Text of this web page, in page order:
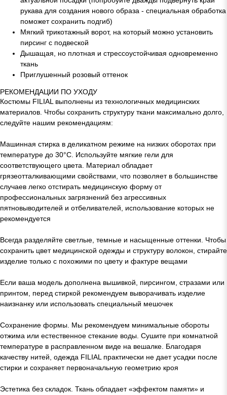
рукава для создания нового образа - специальная обработка
поможет сохранить подгиб)
Мягкий трикотажный ворот, на который можно установить
пирсинг с подвеской
Дышащая, но плотная и стрессоустойчивая одновременно
ткань
Приглушенный розовый оттенок
РЕКОМЕНДАЦИИ ПО УХОДУ
Костюмы FILIAL выполнены из технологичных медицинских
материалов. Чтобы сохранить структуру ткани максимально долго,
следуйте нашим рекомендациям:
Машинная стирка в деликатном режиме на низких оборотах при
температуре до 30°C. Используйте мягкие гели для
соответствующего цвета. Материал обладает
грязеотталкивающими свойствами, что позволяет в большинстве
случаев легко отстирать медицинскую форму от
профессиональных загрязнений без агрессивных
пятновыводителей и отбеливателей, использование которых не
рекомендуется
Всегда разделяйте светлые, темные и насыщенные оттенки. Чтобы
сохранить цвет медицинской одежды и структуру волокон, стирайте
изделие только с похожими по цвету и фактуре вещами
Если ваша модель дополнена вышивкой, пирсингом, стразами или
принтом, перед стиркой рекомендуем выворачивать изделие
наизнанку или использовать специальный мешочек
Сохранение формы. Мы рекомендуем минимальные обороты
отжима или естественное стекание воды. Сушите при комнатной
температуре в расправленном виде на вешалке. Благодаря
качеству нитей, одежда FILIAL практически не дает усадки после
стирки и сохраняет первоначальную геометрию кроя
Эстетика без складок. Ткань обладает «эффектом памяти» и